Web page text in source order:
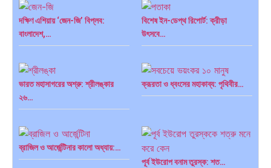
দক্ষিণ এশিয়ায় ‘জেন-জি’ বিপ্লব:
বাংলাদেশ,…
বিশেষ ইন-ডেপ্থ রিপোর্ট: ক্রীড়া
উৎসবে…
ভারত মহাসাগরের অশ্রু: শ্রীলঙ্কার
২৬…
ক্রূরতা ও ধ্বংসের মহাকাব্য: পৃথিবীর…
ব্রাজিল ও আর্জেন্টিনার কালো অধ্যায়:…
পূর্ব ইউরোপ বনাম তুরস্ক: শত…